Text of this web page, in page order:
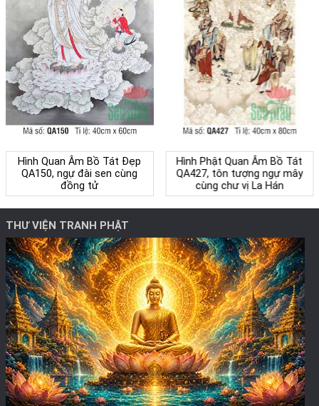
Hình Quan Âm Bồ Tát Đẹp
QA150, ngự đài sen cùng
đồng tử
Hình Phật Quan Âm Bồ Tát
QA427, tôn tượng ngự mây
cùng chư vị La Hán
THƯ VIỆN TRANH PHẬT